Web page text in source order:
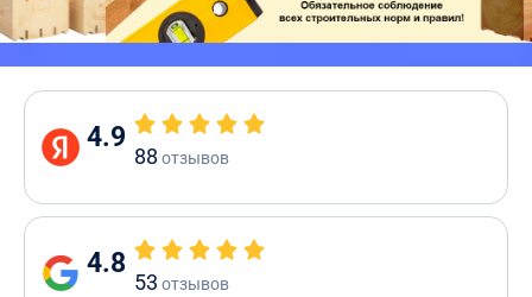
4.9
88 отзывов
4.8
53 отзывов